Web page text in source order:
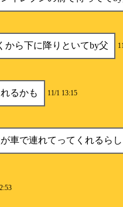
から下に降りといてby父
るかも 11/1 13:15
車で連れてってくれるら